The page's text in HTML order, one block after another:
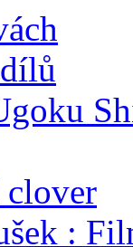
clover
: